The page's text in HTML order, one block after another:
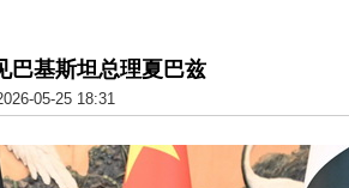
巴基斯坦总理夏巴兹
05-25 18:31